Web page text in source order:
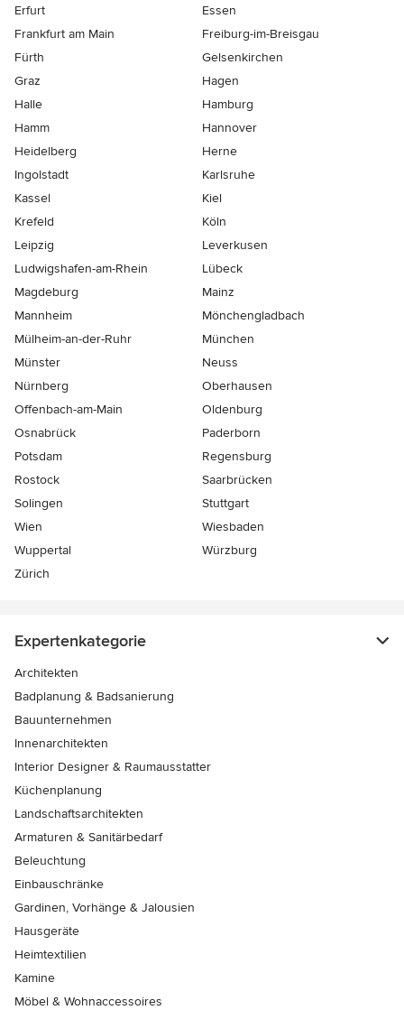
Erfurt
Essen
Frankfurt am Main
Freiburg-im-Breisgau
Fürth
Gelsenkirchen
Graz
Hagen
Halle
Hamburg
Hamm
Hannover
Heidelberg
Herne
Ingolstadt
Karlsruhe
Kassel
Kiel
Krefeld
Köln
Leipzig
Leverkusen
Ludwigshafen-am-Rhein
Lübeck
Magdeburg
Mainz
Mannheim
Mönchen­gladbach
Mülheim-an-der-Ruhr
München
Münster
Neuss
Nürnberg
Oberhausen
Offenbach-am-Main
Oldenburg
Osnabrück
Paderborn
Potsdam
Regensburg
Rostock
Saarbrücken
Solingen
Stuttgart
Wien
Wiesbaden
Wuppertal
Würzburg
Zürich
Expertenkategorie
Architekten
Badplanung & Badsanierung
Bauunternehmen
Innenarchitekten
Interior Designer & Raumausstatter
Küchenplanung
Landschaftsarchitekten
Armaturen & Sanitärbedarf
Beleuchtung
Einbauschränke
Gardinen, Vorhänge & Jalousien
Hausgeräte
Heimtextilien
Kamine
Möbel & Wohnaccessoires